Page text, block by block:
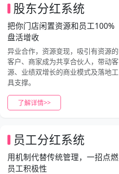
股东分红系统
把你门店闲置资源和员工100%
盘活增收
异业合作，资源变现，吸引有资源的
客户、商家成为共享合伙人，带动客
源、业绩双增长的商业模式及落地工
具支撑。
了解详情>>
员工分红系统
用机制代替传统管理，一招点燃
员工积极性